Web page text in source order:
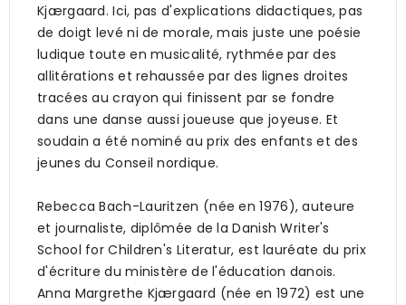
Kjærgaard. Ici, pas d'explications didactiques, pas
de doigt levé ni de morale, mais juste une poésie
ludique toute en musicalité, rythmée par des
allitérations et rehaussée par des lignes droites
tracées au crayon qui finissent par se fondre
dans une danse aussi joueuse que joyeuse. Et
soudain a été nominé au prix des enfants et des
jeunes du Conseil nordique.
Rebecca Bach-Lauritzen (née en 1976), auteure
et journaliste, diplômée de la Danish Writer's
School for Children's Literatur, est lauréate du prix
d'écriture du ministère de l'éducation danois.
Anna Margrethe Kjærgaard (née en 1972) est une